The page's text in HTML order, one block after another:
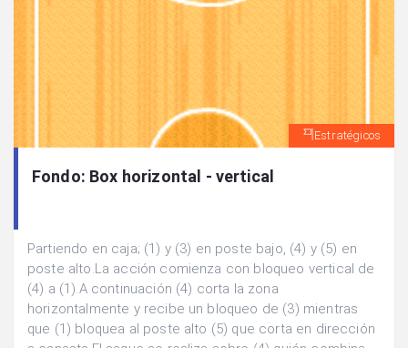
Estratégicos
Fondo: Box horizontal - vertical
Partiendo en caja; (1) y (3) en poste bajo, (4) y (5) en
poste alto.La acción comienza con bloqueo vertical de
(4) a (1).A continuación (4) corta la zona
horizontalmente y recibe un bloqueo de (3) mientras
que (1) bloquea al poste alto (5) que corta en dirección